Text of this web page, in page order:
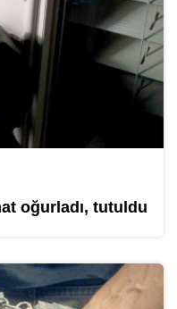
oğurladı, tutuldu